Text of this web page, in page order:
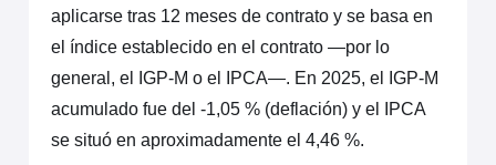
aplicarse tras 12 meses de contrato y se basa en
el índice establecido en el contrato —por lo
general, el IGP-M o el IPCA—. En 2025, el IGP-M
acumulado fue del -1,05 % (deflación) y el IPCA
se situó en aproximadamente el 4,46 %.